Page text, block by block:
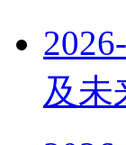
及未